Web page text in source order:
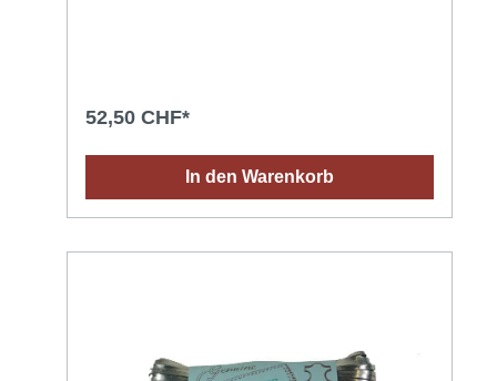
52,50 CHF*
In den Warenkorb